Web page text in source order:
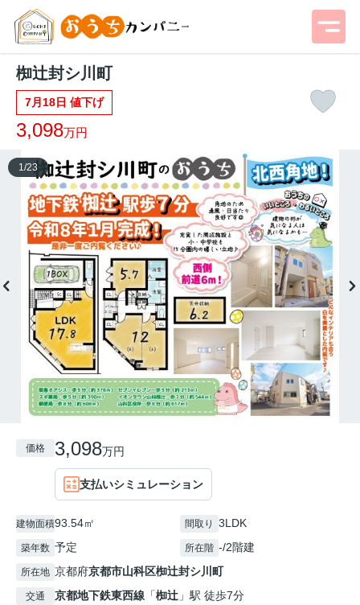
椥辻封シ川町
7月18日 値下げ
3,098万円
1 /23
価格 3,098万円
支払いシミュレーション
建物面積93.54㎡ 間取り 3LDK
築年数 予定 所在階 -/2階建
所在地 京都府京都市山科区椥辻封シ川町
交通 京都地下鉄東西線 「椥辻 」駅 徒歩7分